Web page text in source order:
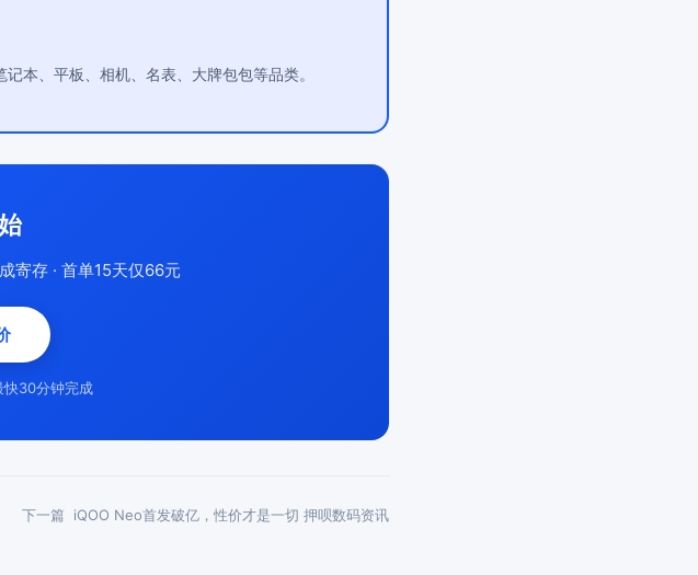
本、平板、相机、名表、大牌包包等品类。
寄存 · 首单15天仅66元
快30分钟完成
下一篇 iQOO Neo首发破亿，性价才是一切 押呗数码资讯